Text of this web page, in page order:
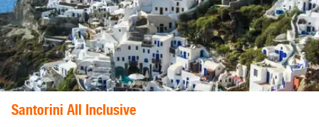
Santorini All Inclusive